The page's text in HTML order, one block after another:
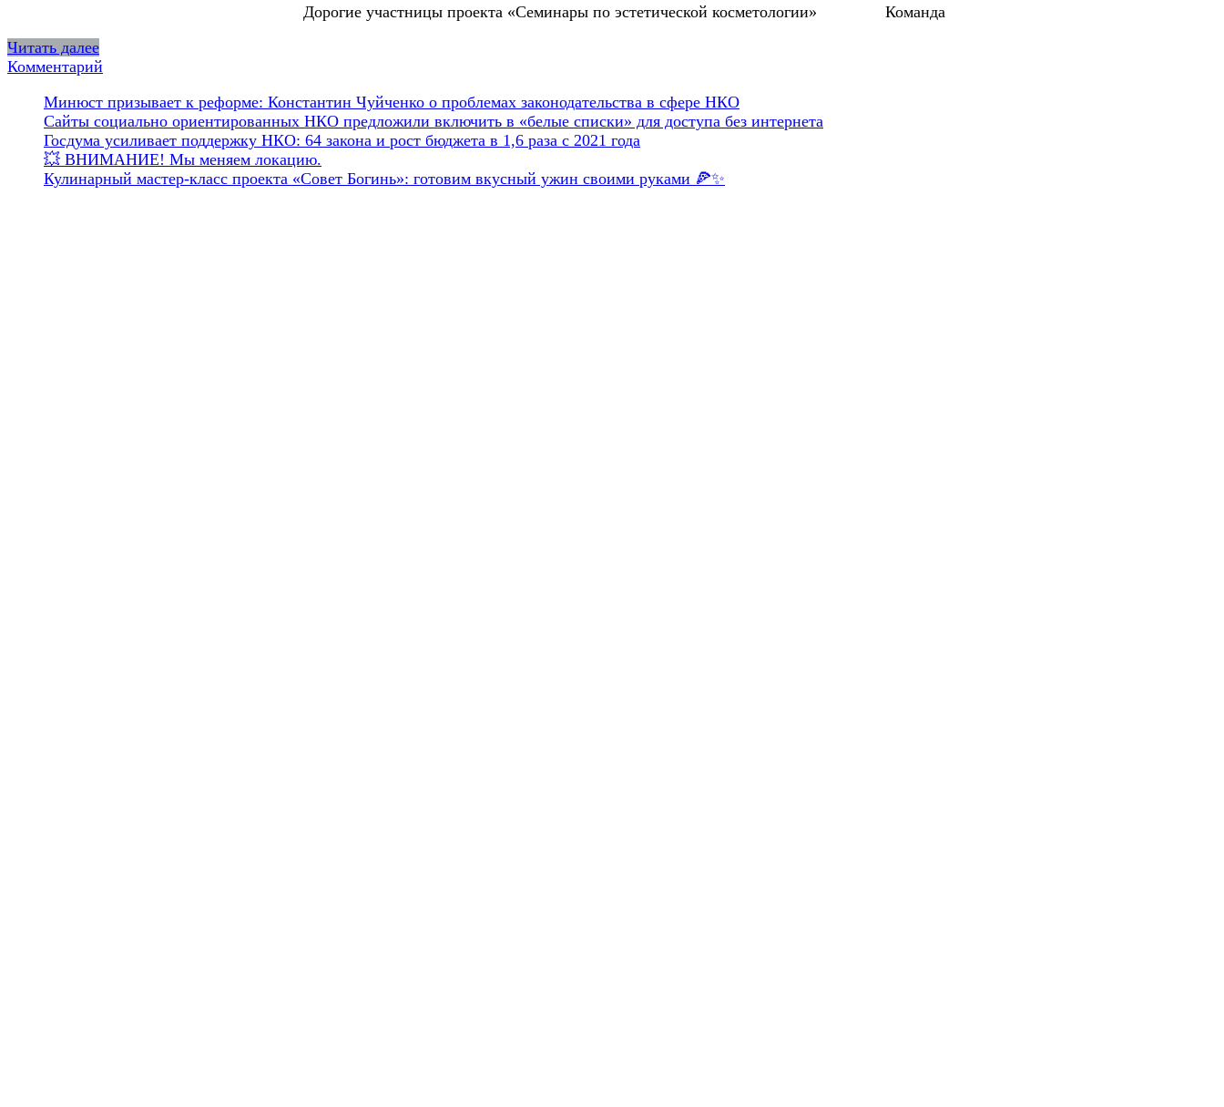
Дорогие участницы проекта «Семинары по эстетической косметологии» Команда
Читать далее
Комментарий
Минюст призывает к реформе: Константин Чуйченко о проблемах законодательства в сфере НКО
Сайты социально ориентированных НКО предложили включить в «белые списки» для доступа без интернета
Госдума усиливает поддержку НКО: 64 закона и рост бюджета в 1,6 раза с 2021 года
💥 ВНИМАНИЕ! Мы меняем локацию.
Кулинарный мастер-класс проекта «Совет Богинь»: готовим вкусный ужин своими руками 🍕✨